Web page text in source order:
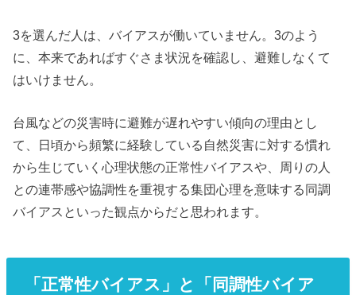
3を選んだ人は、バイアスが働いていません。3のよう
に、本来であればすぐさま状況を確認し、避難しなくて
はいけません。
台風などの災害時に避難が遅れやすい傾向の理由とし
て、日頃から頻繁に経験している自然災害に対する慣れ
から生じていく心理状態の正常性バイアスや、周りの人
との連帯感や協調性を重視する集団心理を意味する同調
バイアスといった観点からだと思われます。
「正常性バイアス」と「同調性バイア